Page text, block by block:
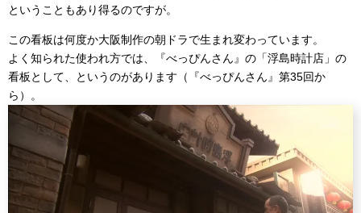
ということもあり得るのですが。
この看板は何度か大阪制作の朝ドラで生まれ変わっています。
よく知られた使われ方では、『べっぴんさん』の「浮島時計店」の
看板として、というのがあります（『べっぴんさん』第35回か
ら）。